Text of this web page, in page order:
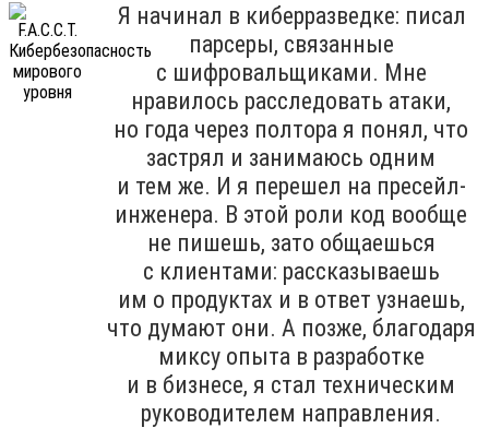
Я начинал в киберразведке: писал
парсеры, связанные
с шифровальщиками. Мне
нравилось расследовать атаки,
но года через полтора я понял, что
застрял и занимаюсь одним
и тем же. И я перешел на пресейл-
инженера. В этой роли код вообще
не пишешь, зато общаешься
с клиентами: рассказываешь
им о продуктах и в ответ узнаешь,
что думают они. А позже, благодаря
миксу опыта в разработке
и в бизнесе, я стал техническим
руководителем направления.